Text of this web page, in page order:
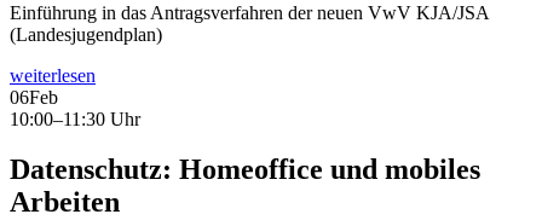
Einführung in das Antragsverfahren der neuen VwV KJA/JSA
(Landesjugendplan)
weiterlesen
06Feb
10:00–11:30 Uhr
Datenschutz: Homeoffice und mobiles
Arbeiten